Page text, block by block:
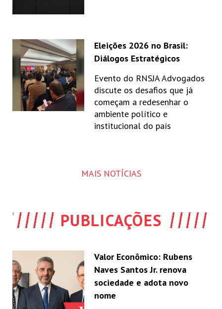
Eleições 2026 no Brasil:
Diálogos Estratégicos
Evento do RNSJA Advogados
discute os desafios que já
começam a redesenhar o
ambiente político e
institucional do país
MAIS NOTÍCIAS
PUBLICAÇÕES
Valor Econômico: Rubens
Naves Santos Jr. renova
sociedade e adota novo
nome